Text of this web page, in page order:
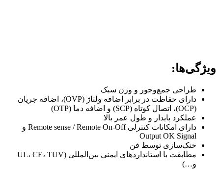
ویژگی‌ها:
طراحی جمع‌وجور و وزن سبک
دارای حفاظت در برابر اضافه ولتاژ (OVP)، اضافه جریان
(OCP)، اتصال کوتاه (SCP) و اضافه دما (OTP)
عملکرد پایدار و طول عمر بالا
دارای امکانات کنترلی Remote sense / Remote On-Off و
Output OK Signal
خنک‌سازی توسط فن
مطابقت با استانداردهای ایمنی بین‌المللی (UL، CE، TUV
و…)